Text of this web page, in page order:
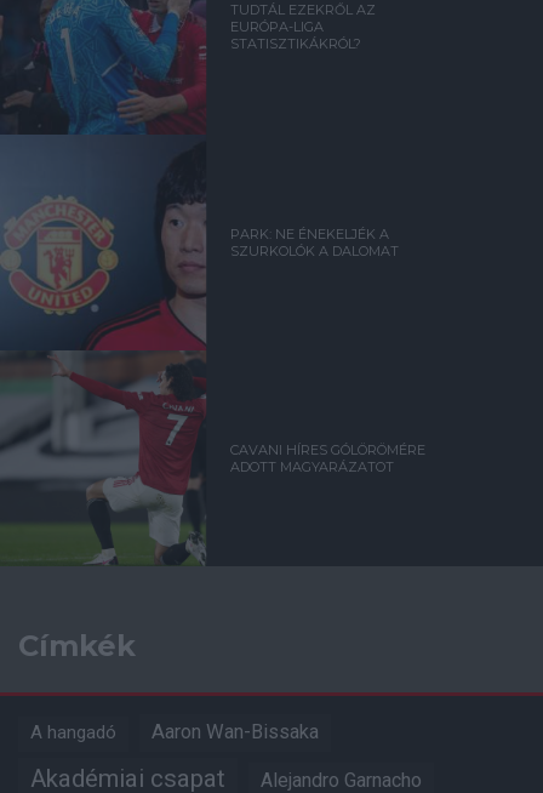
TUDTÁL EZEKRŐL AZ
EURÓPA-LIGA
STATISZTIKÁKRÓL?
PARK: NE ÉNEKELJÉK A
SZURKOLÓK A DALOMAT
CAVANI HÍRES GÓLÖRÖMÉRE
ADOTT MAGYARÁZATOT
Címkék
A hangadó Aaron Wan-Bissaka
Akadémiai csapat Alejandro Garnacho